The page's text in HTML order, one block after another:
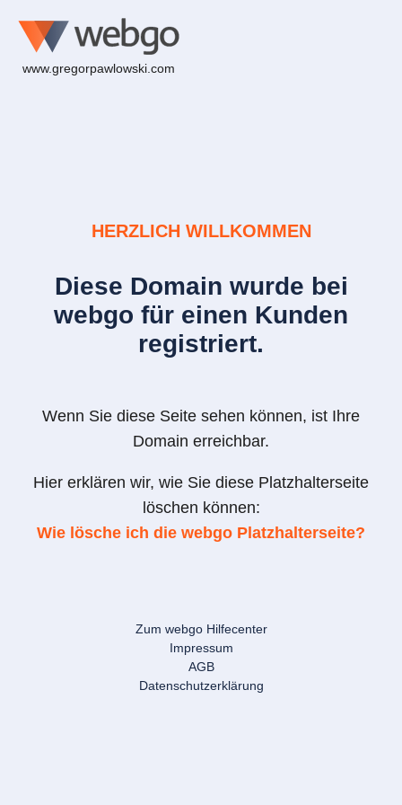
www.gregorpawlowski.com
HERZLICH WILLKOMMEN
Diese Domain wurde bei
webgo für einen Kunden
registriert.
Wenn Sie diese Seite sehen können, ist Ihre
Domain erreichbar.
Hier erklären wir, wie Sie diese Platzhalterseite
löschen können:
Wie lösche ich die webgo Platzhalterseite?
Zum webgo Hilfecenter
Impressum
AGB
Datenschutzerklärung